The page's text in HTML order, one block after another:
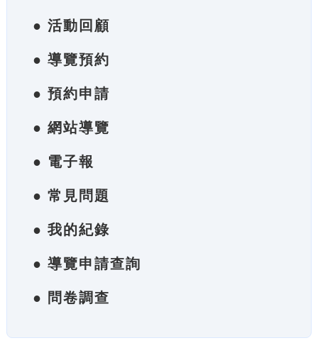
● 活動回顧
● 導覽預約
● 預約申請
● 網站導覽
● 電子報
● 常見問題
● 我的紀錄
● 導覽申請查詢
● 問卷調查